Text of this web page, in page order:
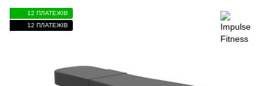
12 ПЛАТЕЖІВ
12 ПЛАТЕЖІВ